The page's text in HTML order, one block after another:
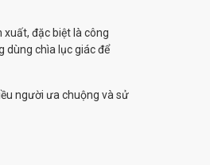
xuất, đặc biệt là công
dùng chìa lục giác để
người ưa chuộng và sử